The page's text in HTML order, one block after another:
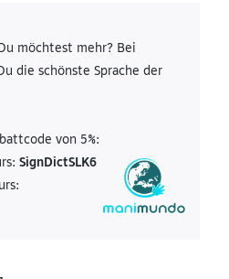
möchtest mehr? Bei
die schönste Sprache der
von 5%:
SignDictSLK6